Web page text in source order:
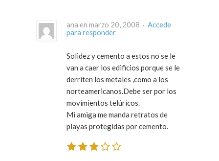
ana en marzo 20, 2008 · Accede
para responder
Solidez y cemento a estos no se le
van a caer los edificios porque se le
derriten los metales ,como a los
norteamericanos.Debe ser por los
movimientos telúricos.
Mi amiga me manda retratos de
playas protegidas por cemento.